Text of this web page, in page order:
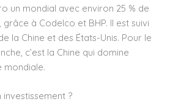
un mondial avec environ 25 % de
à Codelco et BHP. Il est suivi
la Chine et des États-Unis. Pour le
c’est la Chine qui domine
mondiale.
?